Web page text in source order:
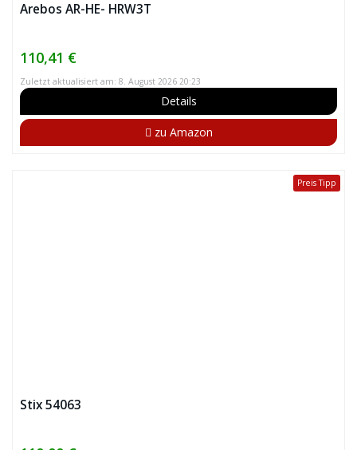
Arebos AR-HE- HRW3T
110,41 €
Zuletzt aktualisiert am: 8. August 2026 20:23
Details
zu Amazon
Preis Tipp
Stix 54063